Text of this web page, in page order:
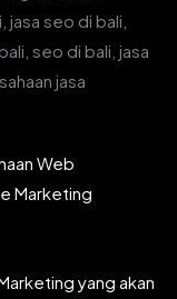
Web
Marketing
yang akan